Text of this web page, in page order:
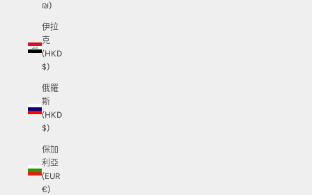
₪)
伊拉
克
(HKD
$)
俄羅
斯
(HKD
$)
保加
利亞
(EUR
€)